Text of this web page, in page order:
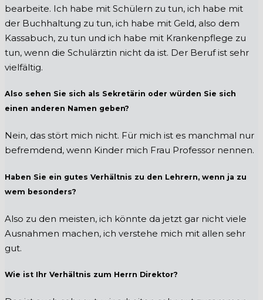
bearbeite. Ich habe mit Schülern zu tun, ich habe mit
der Buchhaltung zu tun, ich habe mit Geld, also dem
Kassabuch, zu tun und ich habe mit Krankenpflege zu
tun, wenn die Schulärztin nicht da ist. Der Beruf ist sehr
vielfältig.
Also sehen Sie sich als Sekretärin oder würden Sie sich
einen anderen Namen geben?
Nein, das stört mich nicht. Für mich ist es manchmal nur
befremdend, wenn Kinder mich Frau Professor nennen.
Haben Sie ein gutes Verhältnis zu den Lehrern, wenn ja zu
wem besonders?
Also zu den meisten, ich könnte da jetzt gar nicht viele
Ausnahmen machen, ich verstehe mich mit allen sehr
gut.
Wie ist Ihr Verhältnis zum Herrn Direktor?